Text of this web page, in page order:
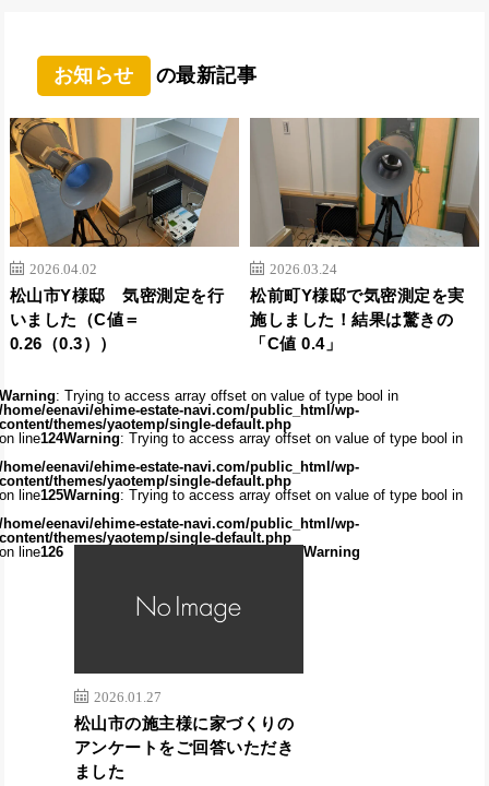
お知らせ の最新記事
2026.04.02
松山市Y様邸 気密測定を行
いました（C値＝
0.26（0.3））
2026.03.24
松前町Y様邸で気密測定を実
施しました！結果は驚きの
「C値 0.4」
: Trying to access array offset on value of type bool in
home/eenavi/ehime-estate-navi.com/public_html/wp-
themes/yaotemp/single-default.php
line124Warning: Trying to access array offset on value of type bool in
home/eenavi/ehime-estate-navi.com/public_html/wp-
themes/yaotemp/single-default.php
line125Warning: Trying to access array offset on value of type bool in
home/eenavi/ehime-estate-navi.com/public_html/wp-
themes/yaotemp/single-default.php
line126
2026.01.27
松山市の施主様に家づくりの
アンケートをご回答いただき
ました
Warning